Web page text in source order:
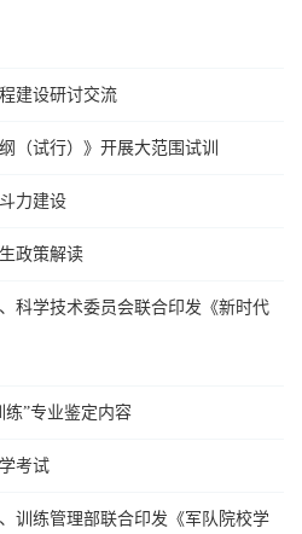
建设研讨交流
（试行）》开展大范围试训
力建设
政策解读
科学技术委员会联合印发《新时代
”专业鉴定内容
考试
训练管理部联合印发《军队院校学